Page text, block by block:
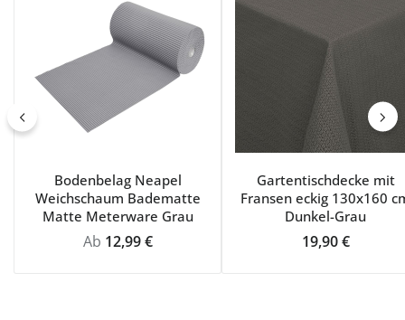
Bodenbelag Neapel
Weichschaum Badematte
Matte Meterware Grau
Regulärer Preis:
Ab 12,99 €
Gartentischdecke mit
Fransen eckig 130x160
Dunkel-Grau
Regulärer
19,90 €